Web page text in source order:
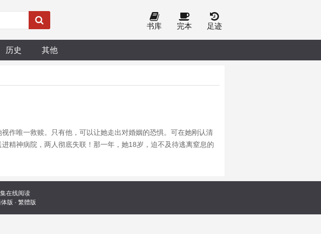
书库 完本 足迹
历史 其他
作唯一救赎。只有他，可以让她走出对婚姻的恐惧。可在她刚认清
精神病院，两人彻底失联！那一年，她18岁，迫不及待逃离窒息的
意。—十年后，再次重逢。因背后无人，她不得不拼尽全力，只为
在线阅读
版 · 繁體版